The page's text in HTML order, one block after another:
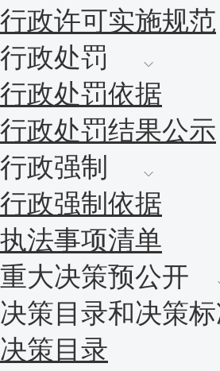
行政许可实施规范
行政处罚
行政处罚依据
行政处罚结果公示
行政强制
行政强制依据
执法事项清单
重大决策预公开
决策目录和决策
决策目录